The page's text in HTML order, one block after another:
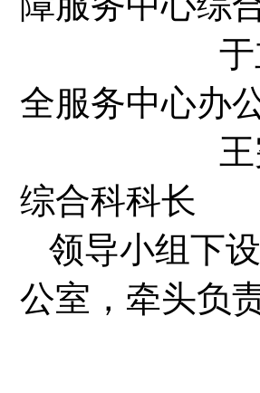
于立军
全服务中心办
王宪花
综合科科长
领导小组下
公室，牵头负